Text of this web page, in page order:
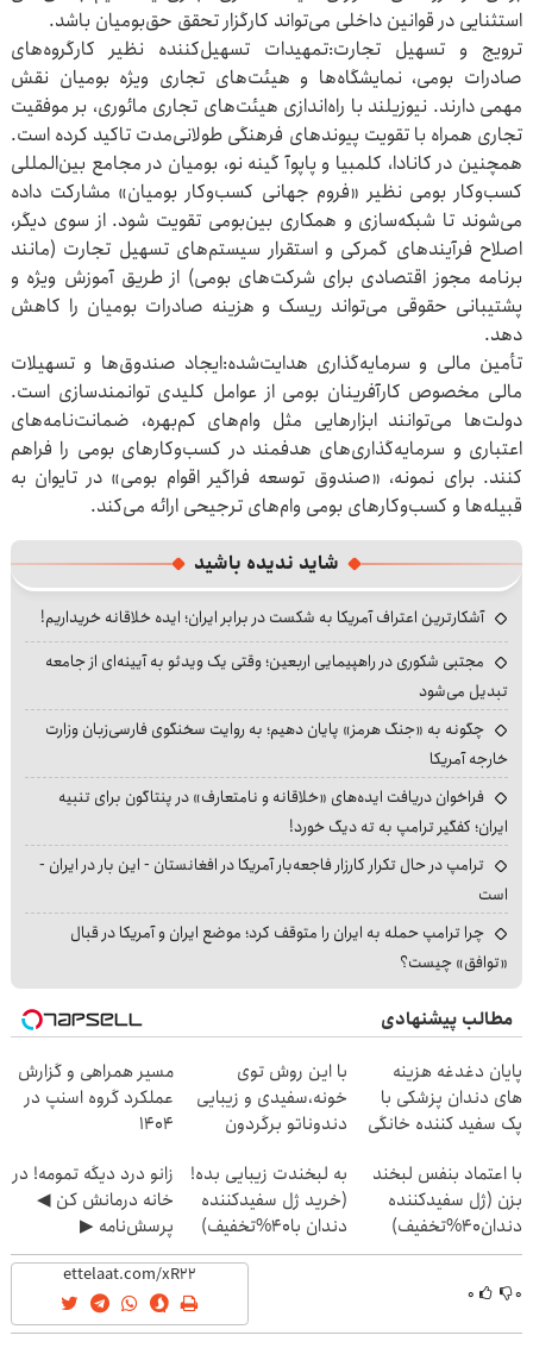
استثنایی در قوانین داخلی می‌تواند کارگزار تحقق حق‌بومیان باشد.
ترویج و تسهیل تجارت‌:تمهیدات تسهیل‌کننده نظیر کارگروه‌های
صادرات بومی، نمایشگاه‌ها و هیئت‌های تجاری ویژه بومیان نقش
مهمی دارند. نیوزیلند با راه‌اندازی هیئت‌های تجاری مائوری، بر موفقیت
تجاری همراه با تقویت پیوندهای فرهنگی طولانی‌مدت تاکید کرده است‌.
همچنین در کانادا، کلمبیا و پاپوآ گینه نو، بومیان در مجامع بین‌المللی
کسب‌وکار بومی نظیر «فروم جهانی کسب‌وکار بومیان» مشارکت داده
می‌شوند تا شبکه‌سازی و همکاری بین‌بومی تقویت شود. از سوی دیگر،
اصلاح فرآیندهای گمرکی و استقرار سیستم‌های تسهیل تجارت (مانند
برنامه مجوز اقتصادی برای شرکت‌های بومی) از طریق آموزش ویژه و
پشتیبانی حقوقی می‌تواند ریسک و هزینه صادرات بومیان را کاهش
دهد.
تأمین مالی و سرمایه‌گذاری هدایت‌شده‌:ایجاد صندوق‌ها و تسهیلات
مالی مخصوص کارآفرینان بومی از عوامل کلیدی توانمندسازی است‌.
دولت‌ها می‌توانند ابزارهایی مثل وام‌های کم‌بهره، ضمانت‌نامه‌های
اعتباری و سرمایه‌گذاری‌های هدفمند در کسب‌وکارهای بومی را فراهم
کنند. برای نمونه، «صندوق توسعه فراگیر اقوام بومی» در تایوان به
قبیله‌ها و کسب‌وکارهای بومی وام‌های ترجیحی ارائه می‌کند.
شاید ندیده باشید
آشکارترین اعتراف آمریکا به شکست در برابر ایران؛ ایده خلاقانه خریداریم!
مجتبی شکوری در راهپیمایی اربعین؛ وقتی یک ویدئو به آیینه‌ای از جامعه
تبدیل می‌شود
چگونه به «جنگ هرمز» پایان دهیم؛ به روایت سخنگوی فارسی‌زبان وزارت
خارجه آمریکا
فراخوان دریافت ایده‌های «خلاقانه و نامتعارف» در پنتاگون برای تنبیه
ایران؛ کفگیر ترامپ به ته دیگ خورد!
ترامپ در حال تکرار کارزار فاجعه‌بار آمریکا در افغانستان - این بار در ایران -
است
چرا ترامپ حمله به ایران را متوقف کرد؛ موضع ایران و آمریکا در قبال
«توافق» چیست؟
مطالب پیشنهادی
پایان دغدغه هزینه
های دندان پزشکی با
پک سفید کننده خانگی
با این روش توی
خونه،سفیدی و زیبایی
دندوناتو برگردون
مسیر همراهی و گزارش
عملکرد گروه اسنپ در
۱۴۰۴
با اعتماد بنفس لبخند
بزن (ژل سفیدکننده
دندان40%تخفیف)
به لبخندت زیبایی بده!
(خرید ژل سفیدکننده
دندان با40%تخفیف)
زانو درد دیگه تمومه! در
خانه درمانش کن ◀
پرسش‌نامه ▶
۰ ۰